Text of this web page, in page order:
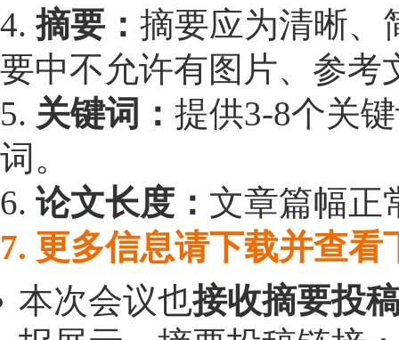
4.摘要： 摘要应为清晰、
要中不允许有图片、参考
5. 关键词： 提供3-8个关
词。
6. 论文长度： 文章篇幅正
7. 更多信息请下载并查看
本次会议也接收摘要投